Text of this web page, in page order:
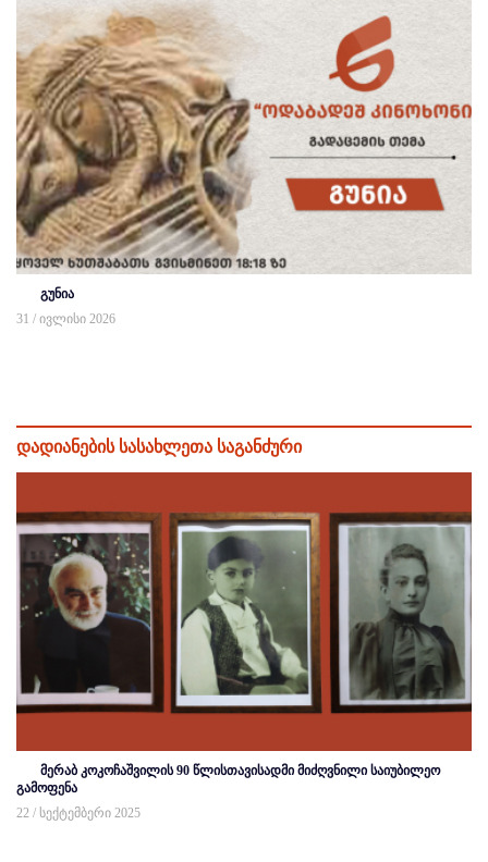
გუნია
31 / ივლისი 2026
დადიანების სასახლეთა საგანძური
მერაბ კოკოჩაშვილის 90 წლისთავისადმი მიძღვნილი საიუბილეო
გამოფენა
22 / სექტემბერი 2025